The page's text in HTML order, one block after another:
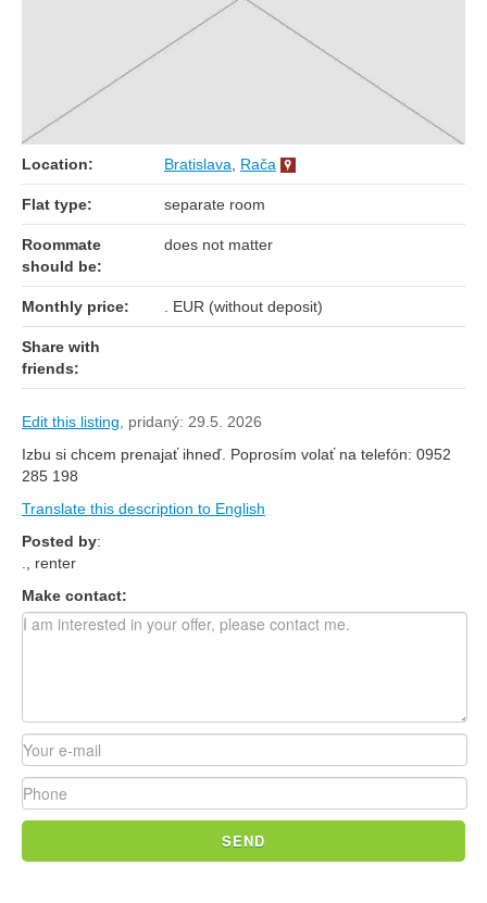
Location: Bratislava Rača
Flat type: separate room
Roommate
should be:
does not matter
Monthly price: . EUR (without deposit)
Share with
friends:
Edit this listing
pridaný: 29.5. 2026
Izbu si chcem prenajať ihneď. Poprosím volať na telefón: 0952
285 198
Translate this description to English
Posted by:
., renter
Make contact:
SEND